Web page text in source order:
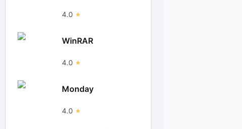
4.0
WinRAR
4.0
Monday
4.0